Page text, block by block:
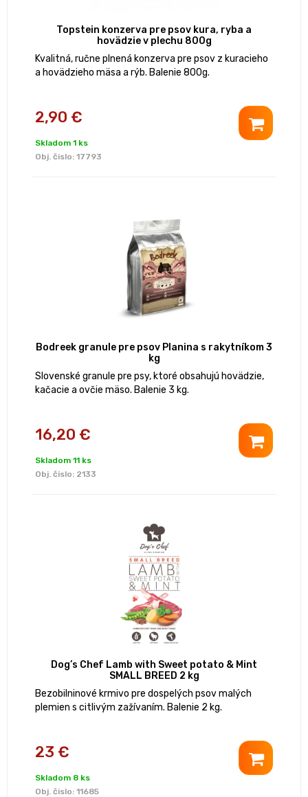
Topstein konzerva pre psov kura, ryba a
hovädzie v plechu 800g
Kvalitná, ručne plnená konzerva pre psov z kuracieho
a hovädzieho mäsa a rýb. Balenie 800g.
2,90 €
Skladom 1 ks
Obj. čislo: 17793
Bodreek granule pre psov Planina s rakytníkom 3
kg
Slovenské granule pre psy, ktoré obsahujú hovädzie,
kačacie a ovčie mäso. Balenie 3 kg.
16,20 €
Skladom 11 ks
Obj. čislo: 2133
Dog’s Chef Lamb with Sweet potato & Mint
SMALL BREED 2 kg
Bezobilninové krmivo pre dospelých psov malých
plemien s citlivým zažívaním. Balenie 2 kg.
23 €
Skladom 8 ks
Obj. čislo: 11685